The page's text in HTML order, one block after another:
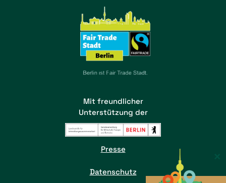
Mit freundlicher
Unterstützung der
Presse
Datenschutz